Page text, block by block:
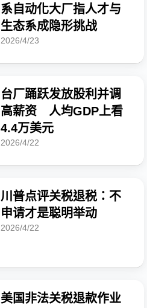
系自动化大厂指人才与
生态系成隐形挑战
2026/4/23
台厂踊跃发放股利并调
高薪资 人均GDP上看
4.4万美元
2026/4/22
川普点评关税退税：不
申请才是聪明举动
2026/4/22
美国非法关税退款作业